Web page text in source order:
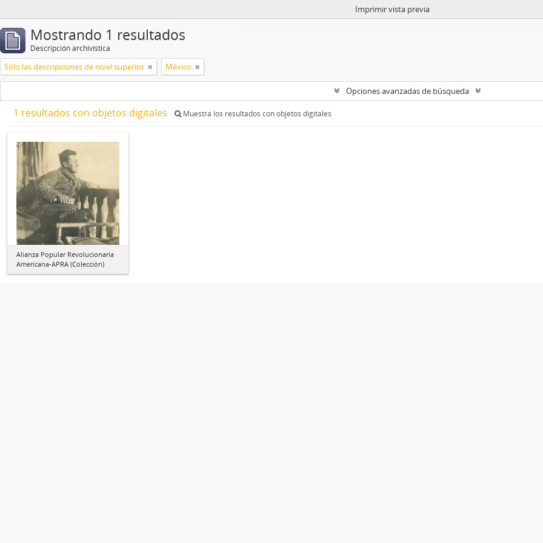
Imprimir vista previa
Mostrando 1 resultados
Descripción archivística
Sólo las descripciones de nivel superior México
Opciones avanzadas de búsqueda
1 resultados con objetos digitales Muestra los resultados con objetos digitales
Alianza Popular Revolucionaria
Americana-APRA (Colección)